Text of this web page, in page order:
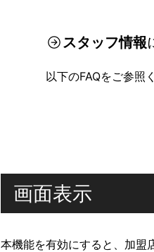
スタッフ情報
以下のFAQをご参照
画面表示
本機能を有効にすると、加盟